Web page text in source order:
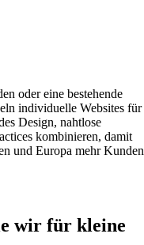
oder eine bestehende
individuelle Websites für
Design, nahtlose
kombinieren, damit
und Europa mehr Kunden
wir für kleine